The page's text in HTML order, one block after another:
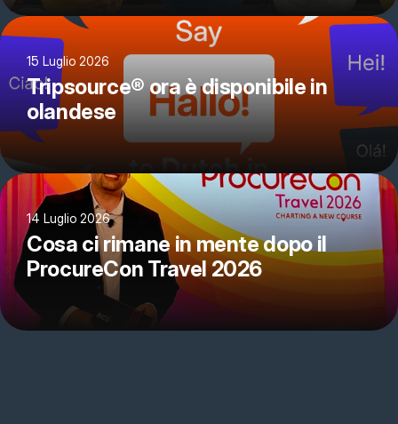
15 Luglio 2026
Tripsource® ora è disponibile in
olandese
14 Luglio 2026
Cosa ci rimane in mente dopo il
ProcureCon Travel 2026